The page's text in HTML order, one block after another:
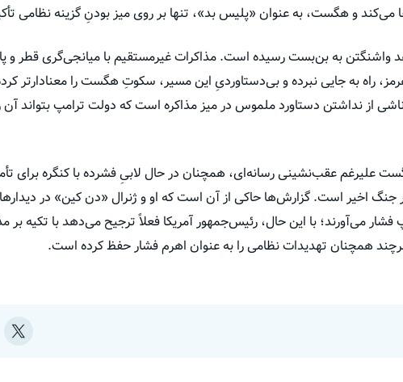
می‌کند و هگست، به عنوان «پلیس بد»، تنها بر روی میز بودنِ گزینه نظامی
واشنگتن به بن‌بست رسیده است. مذاکرات غیرمستقیم با میانجی‌گری قطر و
راه به جایی نبرده و بی‌دستاوردیِ این مسیر، سکوتِ هگست را معنادارتر
از نداشتن دستاورد ملموس در میز مذاکره است که دولت ترامپ بتواند آن
علیرغم عقب‌نشینی رسانه‌ای، همچنان در حال لابیِ فشرده با کنگره برای
اخیر است. گزارش‌ها حاکی از آن است که او و ژنرال «دن کین» در
فشار می‌آورند؛ با این حال، رئیس‌جمهور آمریکا فعلاً ترجیح می‌دهد با تکیه بر
همچنان تهدیدات نظامی را به عنوان اهرم فشار حفظ کرده است.